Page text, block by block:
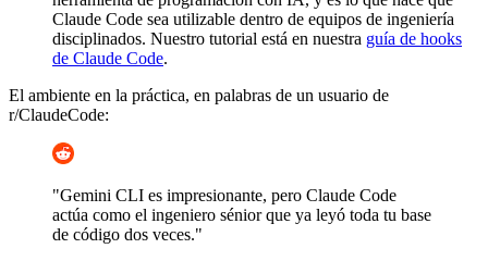
Claude Code sea utilizable dentro de equipos de ingeniería
disciplinados. Nuestro tutorial está en nuestra guía de hooks
de Claude Code.
El ambiente en la práctica, en palabras de un usuario de
r/ClaudeCode:
"Gemini CLI es impresionante, pero Claude Code
actúa como el ingeniero sénior que ya leyó toda tu base
de código dos veces."